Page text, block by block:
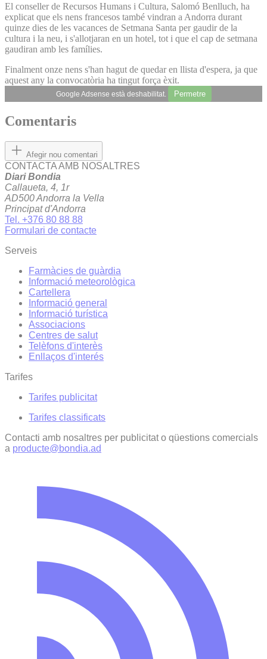
El conseller de Recursos Humans i Cultura, Salomó Benlluch, ha
explicat que els nens francesos també vindran a Andorra durant
quinze dies de les vacances de Setmana Santa per gaudir de la
cultura i la neu, i s'allotjaran en un hotel, tot i que el cap de setmana
gaudiran amb les famílies.
Finalment onze nens s'han hagut de quedar en llista d'espera, ja que
aquest any la convocatòria ha tingut força èxit.
Google Adsense està deshabilitat. Permetre
Comentaris
Afegir nou comentari
CONTACTA AMB NOSALTRES
Diari Bondia
Callaueta, 4, 1r
AD500 Andorra la Vella
Principat d'Andorra
Tel. +376 80 88 88
Formulari de contacte
Serveis
Farmàcies de guàrdia
Informació meteorològica
Cartellera
Informació general
Informació turística
Associacions
Centres de salut
Telèfons d'interès
Enllaços d'interés
Tarifes
Tarifes publicitat
Tarifes classificats
Contacti amb nosaltres per publicitat o qüestions comercials
a producte@bondia.ad